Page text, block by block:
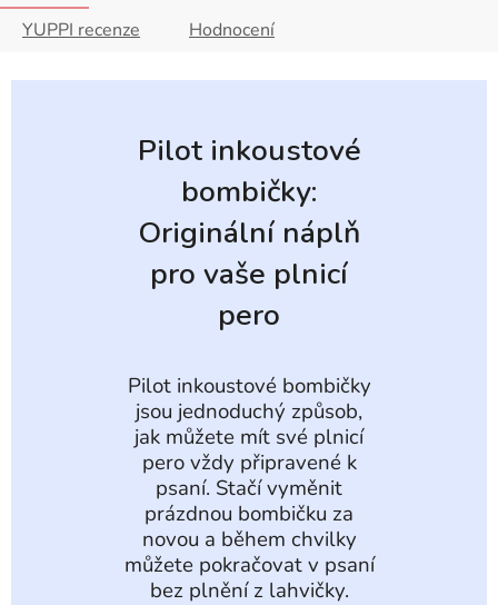
YUPPI recenze
Hodnocení
Pilot inkoustové
bombičky:
Originální náplň
pro vaše plnicí
pero
Pilot inkoustové bombičky
jsou jednoduchý způsob,
jak můžete mít své plnicí
pero vždy připravené k
psaní. Stačí vyměnit
prázdnou bombičku za
novou a během chvilky
můžete pokračovat v psaní
bez plnění z lahvičky.